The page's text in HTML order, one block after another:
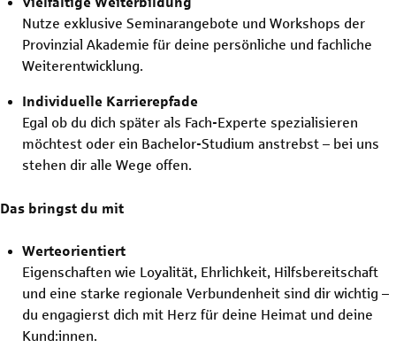
Nutze exklusive Seminarangebote und Workshops der
Provinzial Akademie für deine persönliche und fachliche
Weiterentwicklung.
Individuelle Karrierepfade
Egal ob du dich später als Fach-Experte spezialisieren
möchtest oder ein Bachelor-Studium anstrebst – bei uns
stehen dir alle Wege offen.
Das bringst du mit
Werteorientiert
Eigenschaften wie Loyalität, Ehrlichkeit, Hilfsbereitschaft
und eine starke regionale Verbundenheit sind dir wichtig –
du engagierst dich mit Herz für deine Heimat und deine
Kund:innen.